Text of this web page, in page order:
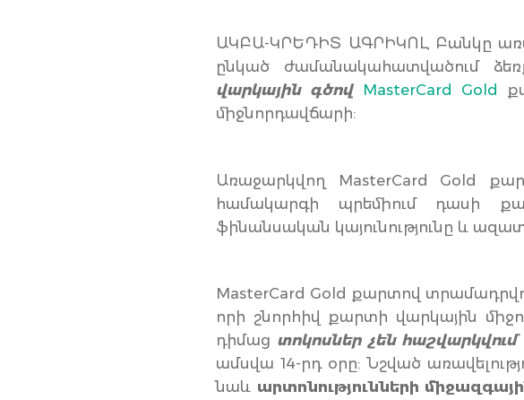
ԱԿԲԱ-ԿՐԵԴԻՏ ԱԳՐԻԿՈԼ Բանկը
ընկած ժամանակահատվածում
վարկային գծով
MasterCard Gold
միջնորդավճարի:
Առաջարկվող MasterCard Gold
համակարգի պրեմիում դասի
ֆինանսական կայունությունը և
MasterCard Gold քարտով
որի շնորհիվ քարտի վարկային
դիմաց տոկոսներ չեն հաշվարկվում
ամսվա 14-րդ օրը: Նշված
նաև արտոնությունների